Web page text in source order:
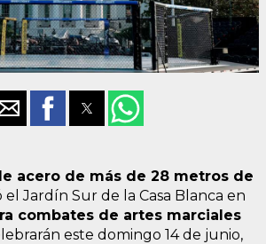
acero de más de 28 metros de
Jardín Sur de la Casa Blanca en
combates de artes marciales
este domingo 14 de junio,